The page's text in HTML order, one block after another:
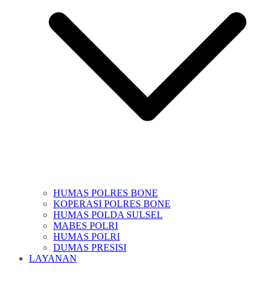
HUMAS POLRES BONE
KOPERASI POLRES BONE
HUMAS POLDA SULSEL
MABES POLRI
HUMAS POLRI
DUMAS PRESISI
LAYANAN